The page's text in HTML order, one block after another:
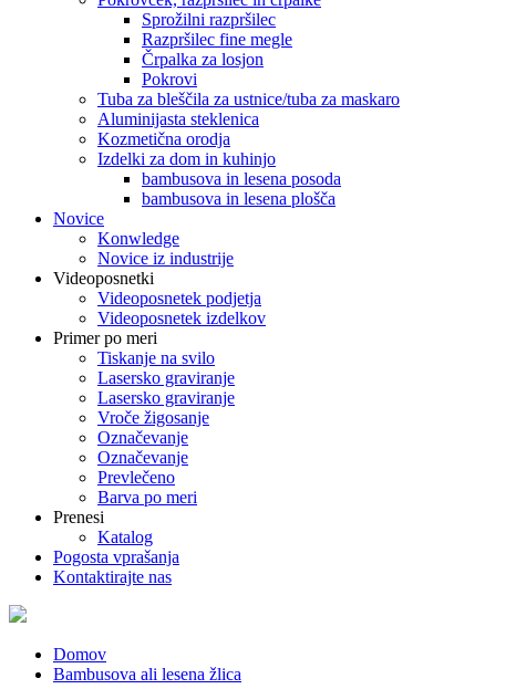
Sprožilni razpršilec
Razpršilec fine megle
Črpalka za losjon
Pokrovi
Tuba za bleščila za ustnice/tuba za maskaro
Aluminijasta steklenica
Kozmetična orodja
Izdelki za dom in kuhinjo
bambusova in lesena posoda
bambusova in lesena plošča
Novice
Konwledge
Novice iz industrije
Videoposnetki
Videoposnetek podjetja
Videoposnetek izdelkov
Primer po meri
Tiskanje na svilo
Lasersko graviranje
Lasersko graviranje
Vroče žigosanje
Označevanje
Označevanje
Prevlečeno
Barva po meri
Prenesi
Katalog
Pogosta vprašanja
Kontaktirajte nas
Domov
Bambusova ali lesena žlica